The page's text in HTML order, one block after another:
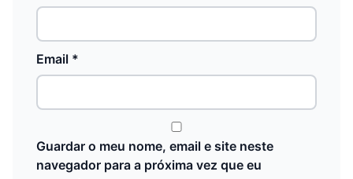
Email *
Guardar o meu nome, email e site neste
navegador para a próxima vez que eu